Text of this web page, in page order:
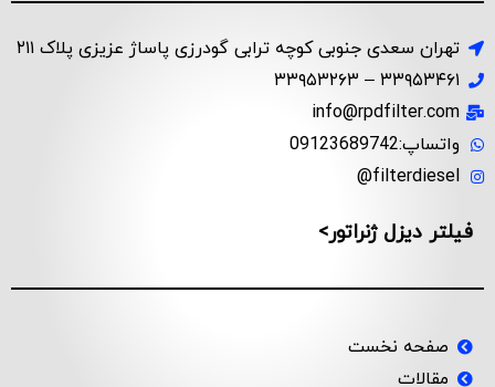
تهران سعدی جنوبی کوچه ترابی گودرزی پاساژ عزیزی پلاک ۲۱۱
۳۳۹۵۳۴۶۱ – ۳۳۹۵۳۲۶۳
info@rpdfilter.com
واتساپ:09123689742
filterdiesel@
فیلتر دیزل ژنراتور>
صفحه نخست
مقالات